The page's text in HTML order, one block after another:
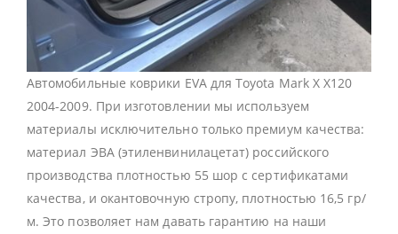
Автомобильные коврики EVA для Toyota Mark X X120
2004-2009. При изготовлении мы используем
материалы исключительно только премиум качества:
материал ЭВА (этиленвинилацетат) российского
производства плотностью 55 шор с сертификатами
качества, и окантовочную стропу, плотностью 16,5 гр/
м. Это позволяет нам давать гарантию на наши